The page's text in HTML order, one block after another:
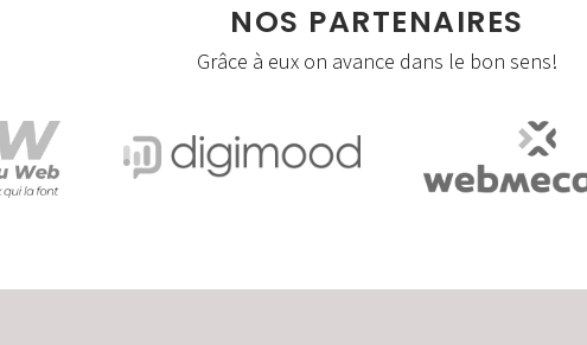
NOS PARTENAIRES
Grâce à eux on avance dans le bon sens!